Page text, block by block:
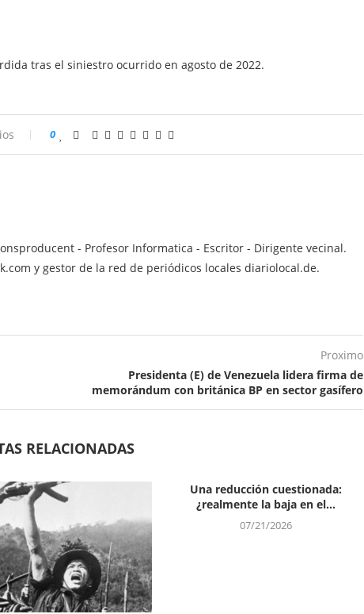
tras el siniestro ocurrido en agosto de 2022.
0
- Profesor Informatica - Escritor - Dirigente vecinal.
y gestor de la red de periódicos locales diariolocal.de.
Proximo
Presidenta (E) de Venezuela lidera firma de
memorándum con británica BP en sector gasífero
RELACIONADAS
Una reducción cuestionada:
¿realmente la baja en el...
07/21/2026